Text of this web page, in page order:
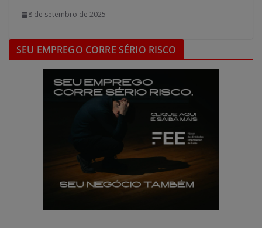
8 de setembro de 2025
SEU EMPREGO CORRE SÉRIO RISCO